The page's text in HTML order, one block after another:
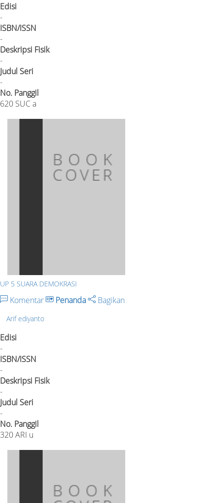
Edisi
-
ISBN/ISSN
-
Deskripsi Fisik
-
Judul Seri
-
No. Panggil
620 SUC a
UP 5 SUARA DEMOKRASI
Komentar Penanda Bagikan
Arif ediyanto
Edisi
-
ISBN/ISSN
-
Deskripsi Fisik
-
Judul Seri
-
No. Panggil
320 ARI u